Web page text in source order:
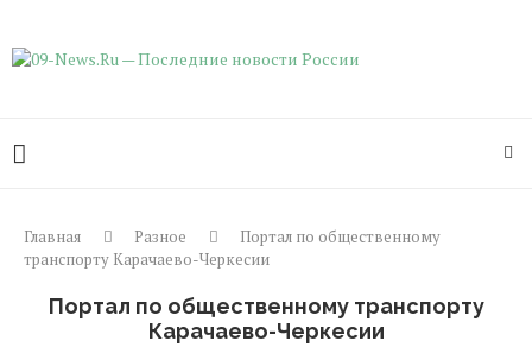
Главная Разное
Портал по общественному
транспорту Карачаево-Черкесии
Портал по общественному транспорту
Карачаево-Черкесии